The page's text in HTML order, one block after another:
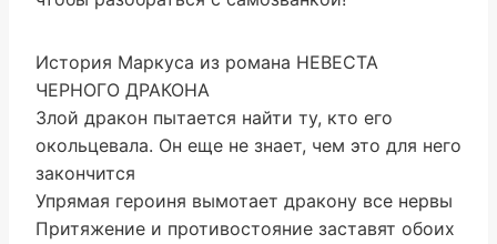
История Маркуса из романа НЕВЕСТА
ЧЕРНОГО ДРАКОНА
Злой дракон пытается найти ту, кто его
окольцевала. Он еще не знает, чем это для него
закончится
Упрямая героиня вымотает дракону все нервы
Притяжение и противостояние заставят обоих